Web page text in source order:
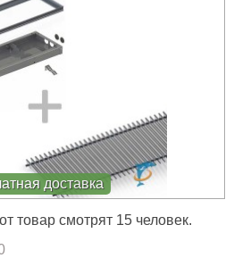
доставка
товар смотрят 15 человек.